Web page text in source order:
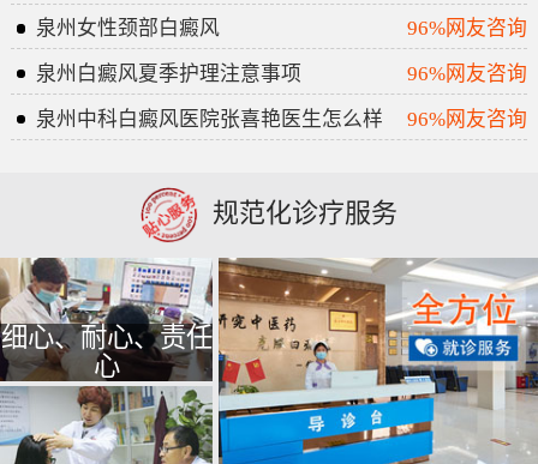
泉州女性颈部白癜风
96%网友咨询
泉州白癜风夏季护理注意事项
96%网友咨询
泉州中科白癜风医院张喜艳医生怎么样
96%网友咨询
规范化诊疗服务
细心、耐心、责任
心